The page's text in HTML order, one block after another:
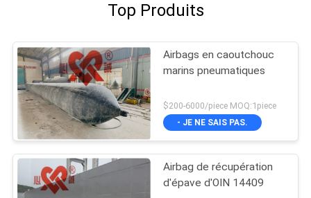
Top Produits
Airbags en caoutchouc
marins pneumatiques
$200-6000/piece MOQ:1piece
- JE NE SAIS PAS.
Airbag de récupération
d'épave d'OIN 14409